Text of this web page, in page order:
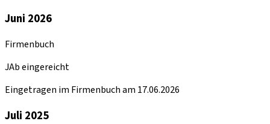
Juni 2026
Firmenbuch
JAb eingereicht
Eingetragen im Firmenbuch am 17.06.2026
Juli 2025